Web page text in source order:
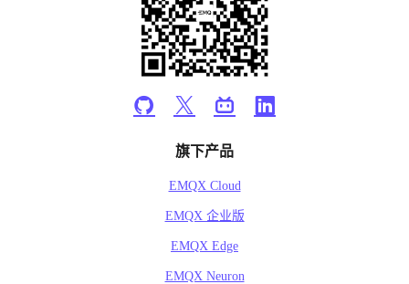
旗下产品
EMQX Cloud
EMQX 企业版
EMQX Edge
EMQX Neuron